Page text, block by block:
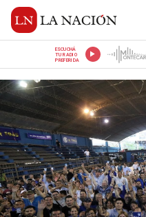
ESCUCHÁ
TU RADIO
PREFERIDA